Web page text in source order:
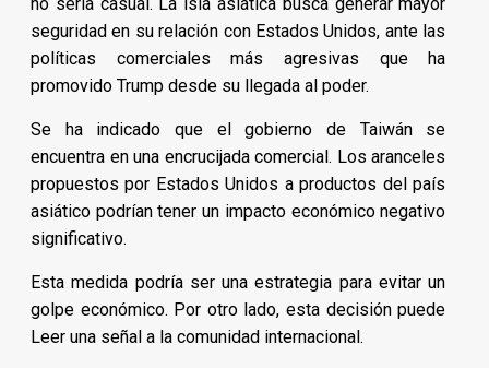
seguridad en su relación con Estados Unidos, ante las
políticas comerciales más agresivas que ha
promovido Trump desde su llegada al poder.
Se ha indicado que el gobierno de Taiwán se
encuentra en una encrucijada comercial. Los aranceles
propuestos por Estados Unidos a productos del país
asiático podrían tener un impacto económico negativo
significativo.
Esta medida podría ser una estrategia para evitar un
golpe económico. Por otro lado, esta decisión puede
Leer una señal a la comunidad internacional.